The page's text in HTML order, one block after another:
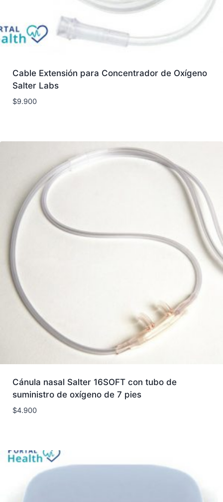
Cable Extensión para Concentrador de Oxígeno
Salter Labs
$9.900
Cánula nasal Salter 16SOFT con tubo de
suministro de oxígeno de 7 pies
$4.900